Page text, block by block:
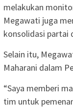
melakukan
Megawati juga
konsolidasi partai
Selain itu,
Maharani dalam
“Saya memberi
tim untuk